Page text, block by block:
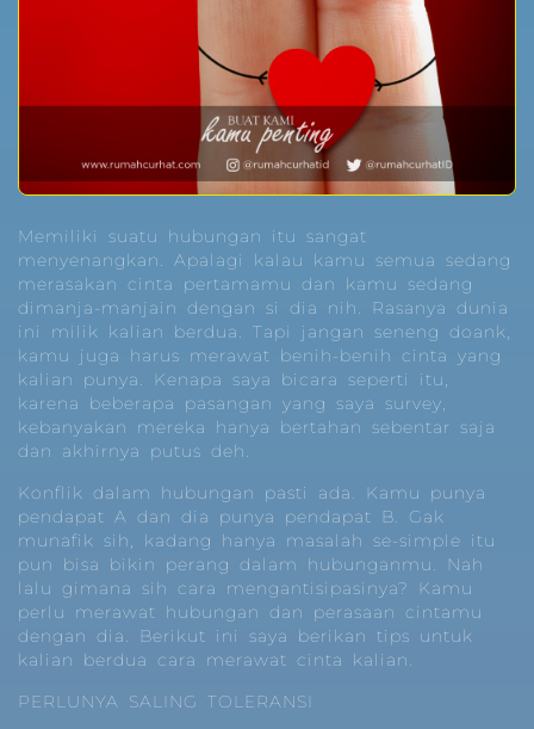
Memiliki suatu hubungan itu sangat
menyenangkan. Apalagi kalau kamu semua sedang
merasakan cinta pertamamu dan kamu sedang
dimanja-manjain dengan si dia nih. Rasanya dunia
ini milik kalian berdua. Tapi jangan seneng doank,
kamu juga harus merawat benih-benih cinta yang
kalian punya. Kenapa saya bicara seperti itu,
karena beberapa pasangan yang saya survey,
kebanyakan mereka hanya bertahan sebentar saja
dan akhirnya putus deh.
Konflik dalam hubungan pasti ada. Kamu punya
pendapat A dan dia punya pendapat B. Gak
munafik sih, kadang hanya masalah se-simple itu
pun bisa bikin perang dalam hubunganmu. Nah
lalu gimana sih cara mengantisipasinya? Kamu
perlu merawat hubungan dan perasaan cintamu
dengan dia. Berikut ini saya berikan tips untuk
kalian berdua cara merawat cinta kalian.
PERLUNYA SALING TOLERANSI